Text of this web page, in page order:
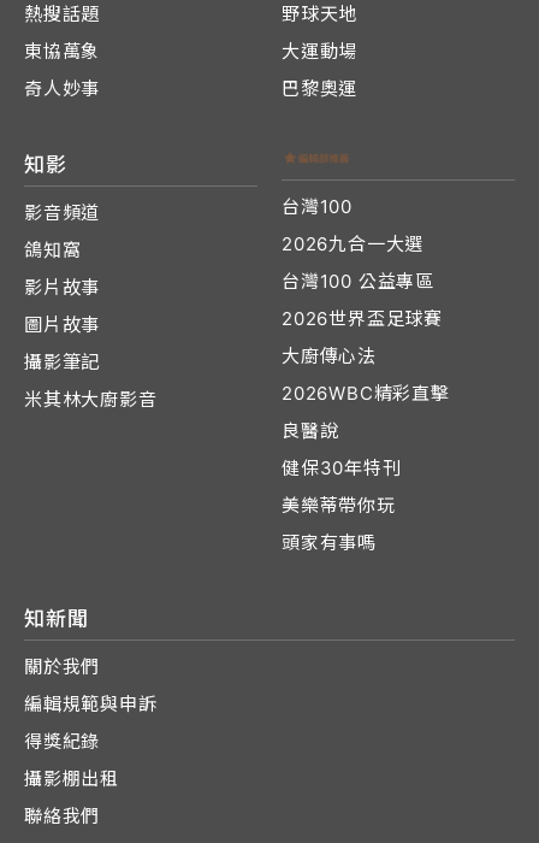
熱搜話題
東協萬象
奇人妙事
野球天地
大運動場
巴黎奧運
知影
影音頻道
鴿知窩
影片故事
圖片故事
攝影筆記
米其林大廚影音
台灣100
2026九合一大選
台灣100 公益專區
2026世界盃足球賽
大廚傳心法
2026WBC精彩直擊
良醫說
健保30年特刊
美樂蒂帶你玩
頭家有事嗎
知新聞
關於我們
編輯規範與申訴
得獎紀錄
攝影棚出租
聯絡我們